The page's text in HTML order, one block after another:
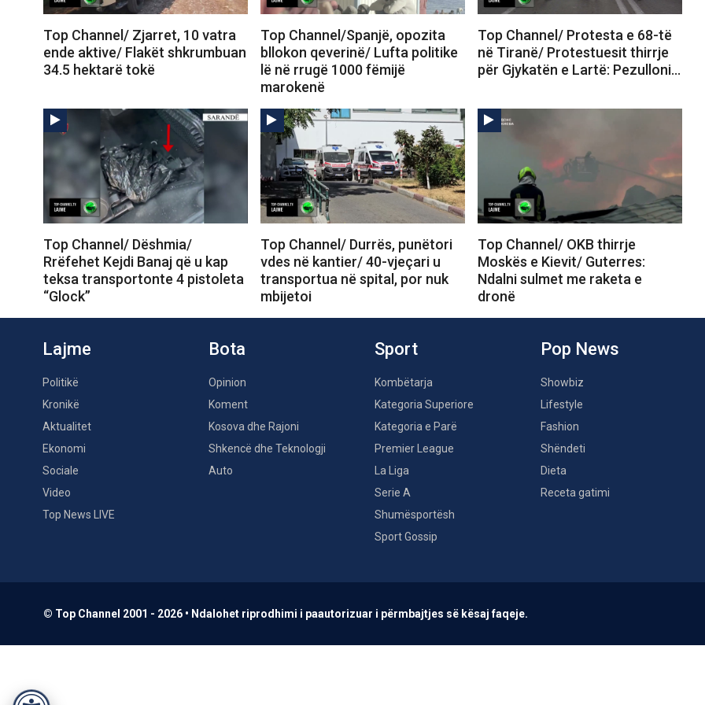
Top Channel/ Zjarret, 10 vatra
ende aktive/ Flakët shkrumbuan
34.5 hektarë tokë
Top Channel/Spanjë, opozita
bllokon qeverinë/ Lufta politike
lë në rrugë 1000 fëmijë
marokenë
Top Channel/ Protesta e 68-të
në Tiranë/ Protestuesit thirrje
për Gjykatën e Lartë: Pezulloni…
Top Channel/ Dëshmia/
Rrëfehet Kejdi Banaj që u kap
teksa transportonte 4 pistoleta
“Glock”
Top Channel/ Durrës, punëtori
vdes në kantier/ 40-vjeçari u
transportua në spital, por nuk
mbijetoi
Top Channel/ OKB thirrje
Moskës e Kievit/ Guterres:
Ndalni sulmet me raketa e
dronë
Lajme
Politikë
Kronikë
Aktualitet
Ekonomi
Sociale
Video
Top News LIVE
Bota
Opinion
Koment
Kosova dhe Rajoni
Shkencë dhe Teknologji
Auto
Sport
Kombëtarja
Kategoria Superiore
Kategoria e Parë
Premier League
La Liga
Serie A
Shumësportësh
Sport Gossip
Pop News
Showbiz
Lifestyle
Fashion
Shëndeti
Dieta
Receta gatimi
© Top Channel 2001 - 2026 • Ndalohet riprodhimi i paautorizuar i përmbajtjes së kësaj faqeje.